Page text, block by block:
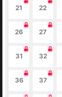
21 22
26 27
31 32
36 37